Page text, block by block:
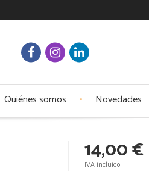
Quiénes somos Novedades
14,00 €
IVA incluido